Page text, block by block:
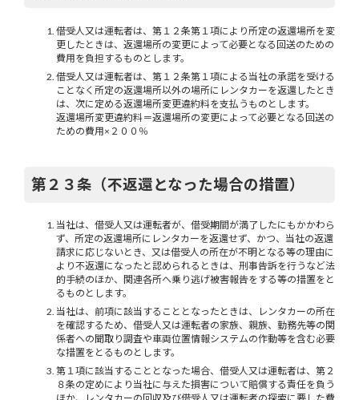
借受人又は運転者は、第１２条第１項により所定の返還場所を変
更したときは、返還場所の変更によって必要となる回送のための
費用を負担するものとします。
借受人又は運転者は、第１２条第１項による当社の承諾を受ける
ことなく所定の返還場所以外の場所にレンタカーを返還したとき
は、次に定める返還場所変更違約料を支払うものとします。
返還場所変更違約料＝返還場所の変更によって必要となる回送の
ための費用×２００％
第２３条（不返還となった場合の措置）
当社は、借受人又は運転者が、借受期間が満了したにもかかわら
ず、所定の返還場所にレンタカーを返還せず、かつ、当社の返還
請求に応じないとき、又は借受人の所在が不明となる等の理由に
より不返還になったと認められるときは、刑事告訴を行うなど法
的手続のほか、関連各所へ乗り逃げ被害報告をする等の措置をと
るものとします。
当社は、前項に該当することとなったときは、レンタカーの所在
を確認するため、借受人又は運転者の家族、親族、勤務先等の関
係者への聞取り調査や車両位置情報システムの作動等を含む必要
な措置をとるものとします。
第１項に該当することとなった場合、借受人又は運転者は、第２
８条の定めにより当社に与えた損害について賠償する責任を負う